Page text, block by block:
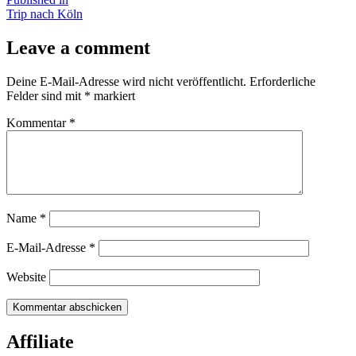
Trip nach Köln
Leave a comment
Deine E-Mail-Adresse wird nicht veröffentlicht. Erforderliche
Felder sind mit * markiert
Kommentar *
Name *
E-Mail-Adresse *
Website
Affiliate